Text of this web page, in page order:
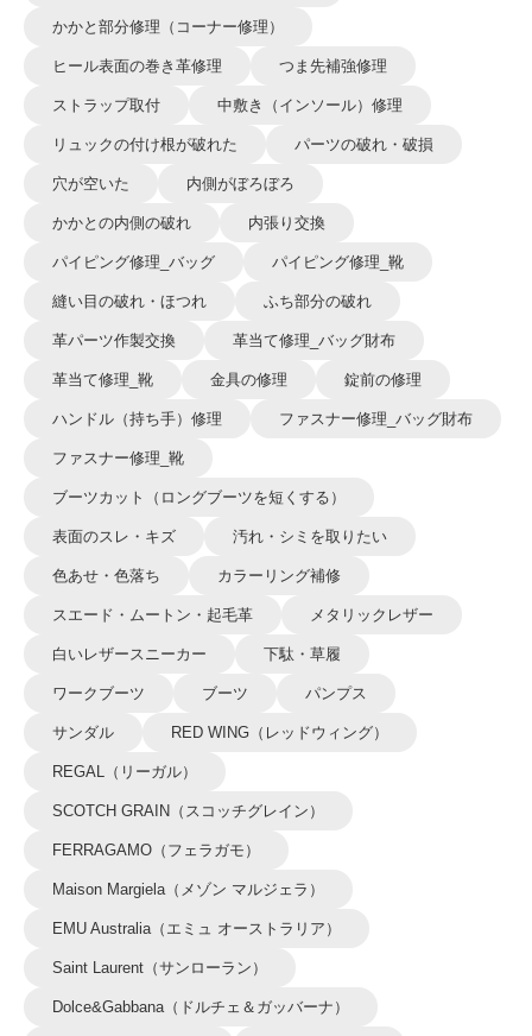
かかと部分修理（コーナー修理）
ヒール表面の巻き革修理 つま先補強修理
ストラップ取付 中敷き（インソール）修理
リュックの付け根が破れた パーツの破れ・破損
穴が空いた 内側がぼろぼろ
かかとの内側の破れ 内張り交換
パイピング修理_バッグ パイピング修理_靴
縫い目の破れ・ほつれ ふち部分の破れ
革パーツ作製交換 革当て修理_バッグ財布
革当て修理_靴 金具の修理 錠前の修理
ハンドル（持ち手）修理 ファスナー修理_バッグ財布
ファスナー修理_靴
ブーツカット（ロングブーツを短くする）
表面のスレ・キズ 汚れ・シミを取りたい
色あせ・色落ち カラーリング補修
スエード・ムートン・起毛革 メタリックレザー
白いレザースニーカー 下駄・草履
ワークブーツ ブーツ パンプス
サンダル RED WING（レッドウィング）
REGAL（リーガル）
SCOTCH GRAIN（スコッチグレイン）
FERRAGAMO（フェラガモ）
Maison Margiela（メゾン マルジェラ）
EMU Australia（エミュ オーストラリア）
Saint Laurent（サンローラン）
Dolce&Gabbana（ドルチェ＆ガッバーナ）